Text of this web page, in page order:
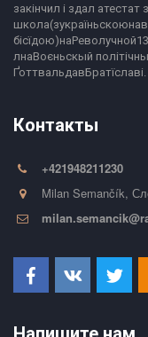
закінчил і здал
лнаВоєньскый
ҐоттвальдавБратїславі.
Контакты
+421948211230
Milan Semančík,